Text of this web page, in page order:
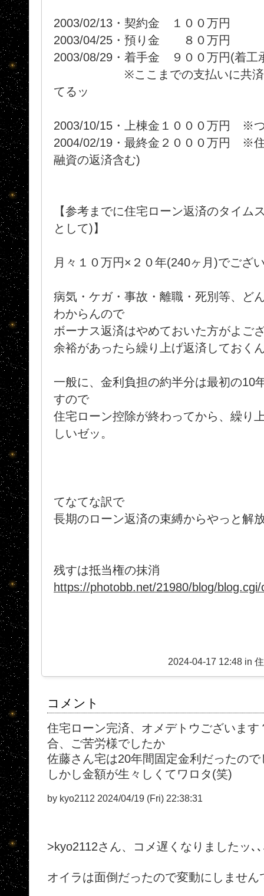
2003/02/13・契約金 １００万円
2003/04/25・預り金 ８０万円
2003/08/29・着手金 ９００万円(着工
※ここまでの支払いに共済貸
てるッ
2003/10/15・上棟金１０００万円 ※
2004/02/19・最終金２０００万円 ※
融資の返済含む)
【参考までに住宅ローン返済のタイム
として)】
月々１０万円×２０年(240ヶ月)でござ
病気・ケガ・事故・離職・死別等、ど
わからんので
ボーナス返済はやめておいた方がよご
余裕があったら繰り上げ返済しておく
一般に、金利負担の約半分は最初の10
すので
住宅ローン控除が終わってから、繰り
しいゼッ。
てなてな訳で
長期のローン返済の束縛からやっと解
残すは抵当権の抹消
https://photobb.net/21980/blog/
2024-04-17 12:48 in
コメント
住宅ローン完済、オメデトウございます
合、ご苦労様でしたか
佐藤さん宅は20年間固定金利だったので
しかし金額が生々しくてワロタ(笑)
by kyo2112 2024/04/19 (Fri) 22:38:31
>kyo2112さん、コメ遅くなりましたッ､
オイラは面倒だったので変動にしません